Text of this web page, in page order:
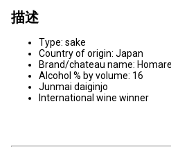
描述
Type: sake
Country of origin: Japan
Brand/chateau name:
Alcohol % by volume: 16
Junmai daiginjo
International wine winner